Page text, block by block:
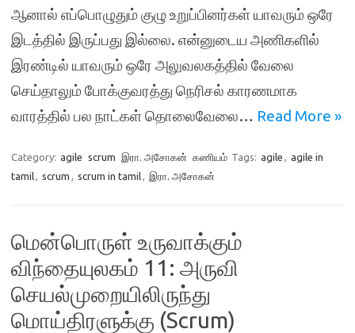
ஆனால் எப்பொழுதும் குழு உறுப்பினர்கள் யாவரும் ஒரே
இடத்தில் இருப்பது இல்லை. என்னுடைய அணிகளில்
இரண்டில் யாவரும் ஒரே அலுவலகத்தில் வேலை
செய்தாலும் போக்குவரத்து நெரிசல் காரணமாக
வாரத்தில் பல நாட்கள் தொலைவேலை… Read More »
Category: agile scrum இரா. அசோகன் கணியம் Tags: agile , agile in
tamil, scrum , scrum in tamil, இரா. அசோகன்
மென்பொருள் உருவாக்கும்
விந்தையுலகம் 11: அருவி
செயல்முறையிலிருந்து
மொய்திரளுக்கு (Scrum)